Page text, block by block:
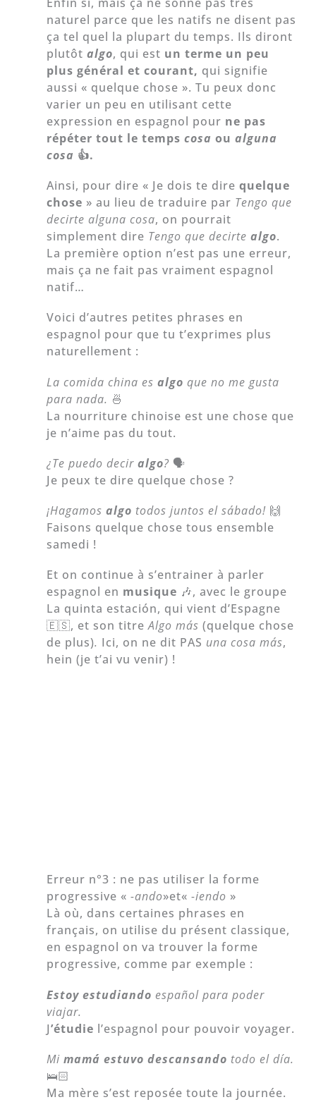
naturel parce que les natifs ne disent pas
ça tel quel la plupart du temps. Ils diront
plutôtalgo, qui est un terme un peu
plus général et courant, qui signifie
aussi « quelque chose ». Tu peux donc
varier un peu en utilisant cette
expression en espagnol pour ne pas
répéter tout le tempscosa oualguna
cosa 👍.
Ainsi, pour dire « Je dois te direquelque
chose » au lieu de traduire par Tengo que
decirte alguna cosa, on pourrait
simplement dire Tengo que decirtealgo.
La première option n’est pas une erreur,
mais ça ne fait pas vraiment espagnol
natif…
Voici d’autres petites phrases en
espagnol pour que tu t’exprimes plus
naturellement :
La comida china esalgo que no me gusta
para nada. 🍜
La nourriture chinoise est une chose que
je n’aime pas du tout.
¿Te puedo deciralgo? 🗣️
Je peux te dire quelque chose ?
¡Hagamosalgo todos juntos el sábado! 🙌
Faisons quelque chose tous ensemble
samedi !
Et on continue à s’entrainer à parler
espagnol en musique 🎶, avec le groupe
La quinta estación, qui vient d’Espagne
🇪🇸, et son titreAlgo más(quelque chose
de plus). Ici, on ne dit PAS una cosa más,
hein (je t’ai vu venir) !
Erreur n°3 : ne pas utiliser la forme
progressive «-ando»et«-iendo »
Là où, dans certaines phrases en
français, on utilise du présent classique,
en espagnol on va trouver la forme
progressive, comme par exemple :
Estoy estudiando español para poder
viajar.
J’étudie l’espagnol pour pouvoir voyager.
Mimamá estuvo descansando todo el día.
🛌🏻
Ma mère s’est reposée toute la journée.